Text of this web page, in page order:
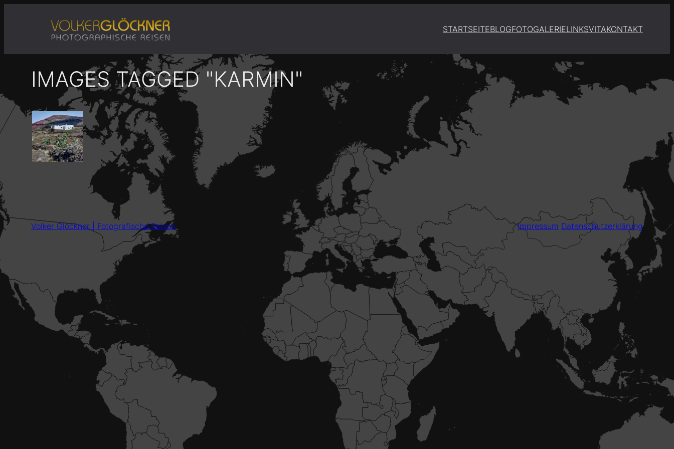
STARTSEITEBLOGFOTOGALERIELINKSVITAKONTAKT
IMAGES TAGGED "KARMIN"
Volker Glöckner | Fotografische Reisen Impressum Datenschutzerklärung